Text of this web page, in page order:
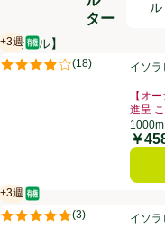
順
ター
ル
商品リスト
【セール】
イソラビオ オーガニック ア
+3週
賞味・消費期限保証：3週間
オーガニック/有機
(18)
評価は18件のレビューで5点
イソ
【オ
進呈
お買
価格
￥
イソラビオ オーガニックオ
+3週
賞味・消費期限保証：3週間
オーガニック/有機
(3)
評価は3件のレビューで5点
イソラ